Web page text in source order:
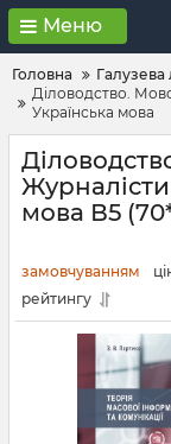
Меню
Головна
Галузева
Діловодство.
Українська мова
мова В5
замовчуванням
рейтингу